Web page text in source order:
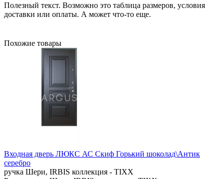
Полезный текст. Возможно это таблица размеров, условия
доставки или оплаты. А может что-то еще.
Похожие товары
Входная дверь ЛЮКС АС Скиф Горький шоколад\Антик
серебро
ручка Шери, IRBIS коллекция - TIXX